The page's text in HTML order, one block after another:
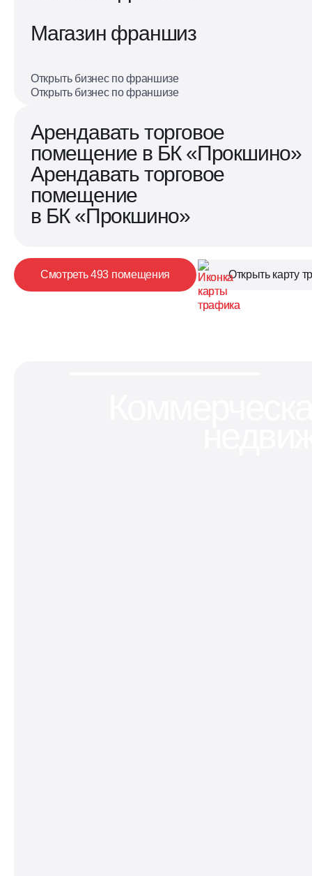
А101
«Прокшино»
Магазин франшиз
Открыть бизнес по франшизе
Открыть бизнес по франшизе
Арендавать торговое
помещение в БК «Прокшино»
Арендавать торговое
помещение
в БК «Прокшино»
Смотреть 493 помещения Открыть карту